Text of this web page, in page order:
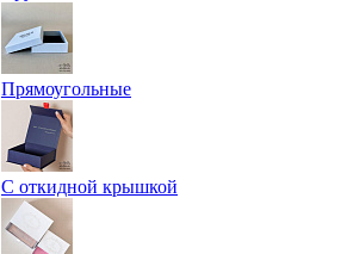
Прямоугольные
С откидной крышкой